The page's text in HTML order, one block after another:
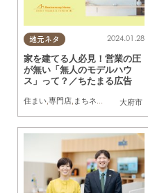
地元ネタ
大府市
2024.01.28
家を建てる人必見！営業の圧
が無い「無人のモデルハウ
ス」って？／ちたまる広告
住まい 専門店 まちネタ ちたまる広告